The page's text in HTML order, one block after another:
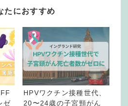
たにおすすめ
ゼ
HPVワクチン接種世代、
20〜24歳の子宮頸がん